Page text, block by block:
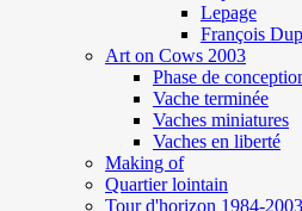
Lepage
François
Art on Cows 2003
Phase de
Vache terminée
Vaches miniatures
Vaches en liberté
Making of
Quartier lointain
Tour d'horizon 1984-2003